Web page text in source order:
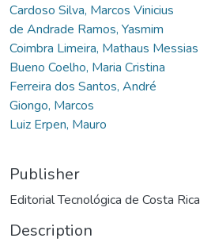
Cardoso Silva, Marcos Vinicius
de Andrade Ramos, Yasmim
Coimbra Limeira, Mathaus Messias
Bueno Coelho, Maria Cristina
Ferreira dos Santos, André
Giongo, Marcos
Luiz Erpen, Mauro
Publisher
Editorial Tecnológica de Costa Rica
Description